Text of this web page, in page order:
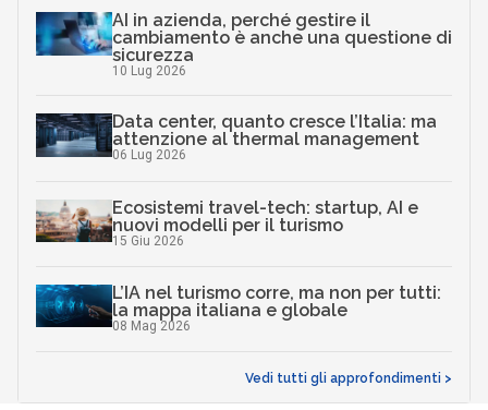
AI in azienda, perché gestire il
cambiamento è anche una questione di
sicurezza
10 Lug 2026
Data center, quanto cresce l’Italia: ma
attenzione al thermal management
06 Lug 2026
Ecosistemi travel-tech: startup, AI e
nuovi modelli per il turismo
15 Giu 2026
L’IA nel turismo corre, ma non per tutti:
la mappa italiana e globale
08 Mag 2026
Vedi tutti gli approfondimenti >